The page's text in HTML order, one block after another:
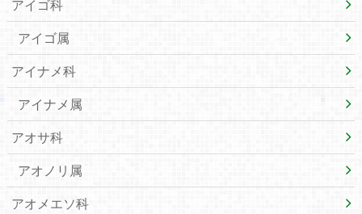
アイゴ科
アイゴ属
アイナメ科
アイナメ属
アオサ科
アオノリ属
アオメエソ科